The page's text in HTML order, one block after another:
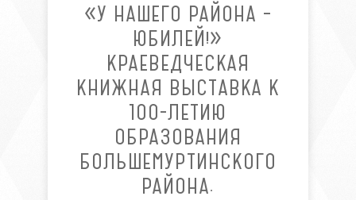
«У НАШЕГО РАЙОНА –
ЮБИЛЕЙ!»
КРАЕВЕДЧЕСКАЯ
КНИЖНАЯ ВЫСТАВКА К
100-ЛЕТИЮ
ОБРАЗОВАНИЯ
БОЛЬШЕМУРТИНСКОГО
РАЙОНА.